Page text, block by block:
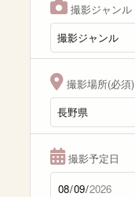
撮影ジャンル
撮影場所(必須)
撮影予定日